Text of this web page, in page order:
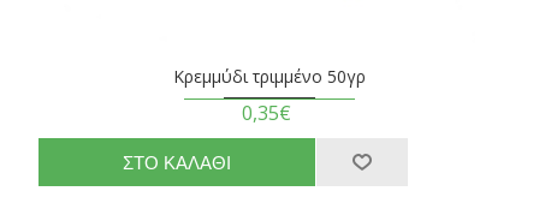
Κρεμμύδι τριμμένο 50γρ
0,35€